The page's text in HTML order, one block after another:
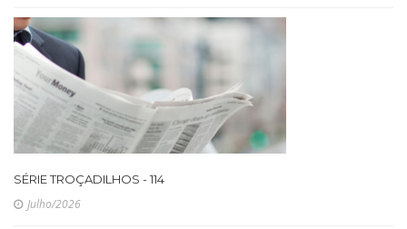
SÉRIE TROÇADILHOS - 114
Julho/2026